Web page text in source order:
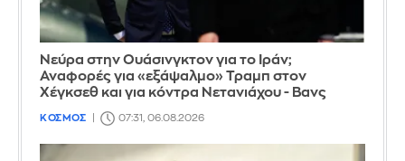
Νεύρα στην Ουάσινγκτον για το Ιράν;
Αναφορές για «εξάψαλμο» Τραμπ στον
Χέγκσεθ και για κόντρα Νετανιάχου - Βανς
ΚΟΣΜΟΣ 07:31, 06.08.2026